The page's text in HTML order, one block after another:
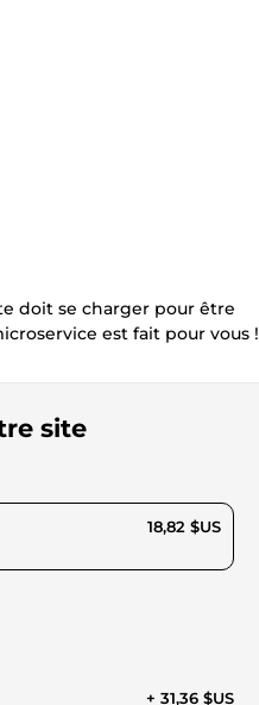
doit se charger pour être
est fait pour vous !
site
18,82 $US
+ 31,36 $US